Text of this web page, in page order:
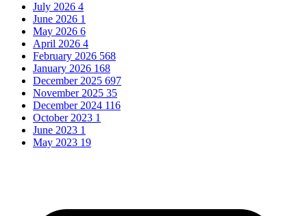
July 2026 4
June 2026 1
May 2026 6
April 2026 4
February 2026 568
January 2026 168
December 2025 697
November 2025 35
December 2024 116
October 2023 1
June 2023 1
May 2023 19